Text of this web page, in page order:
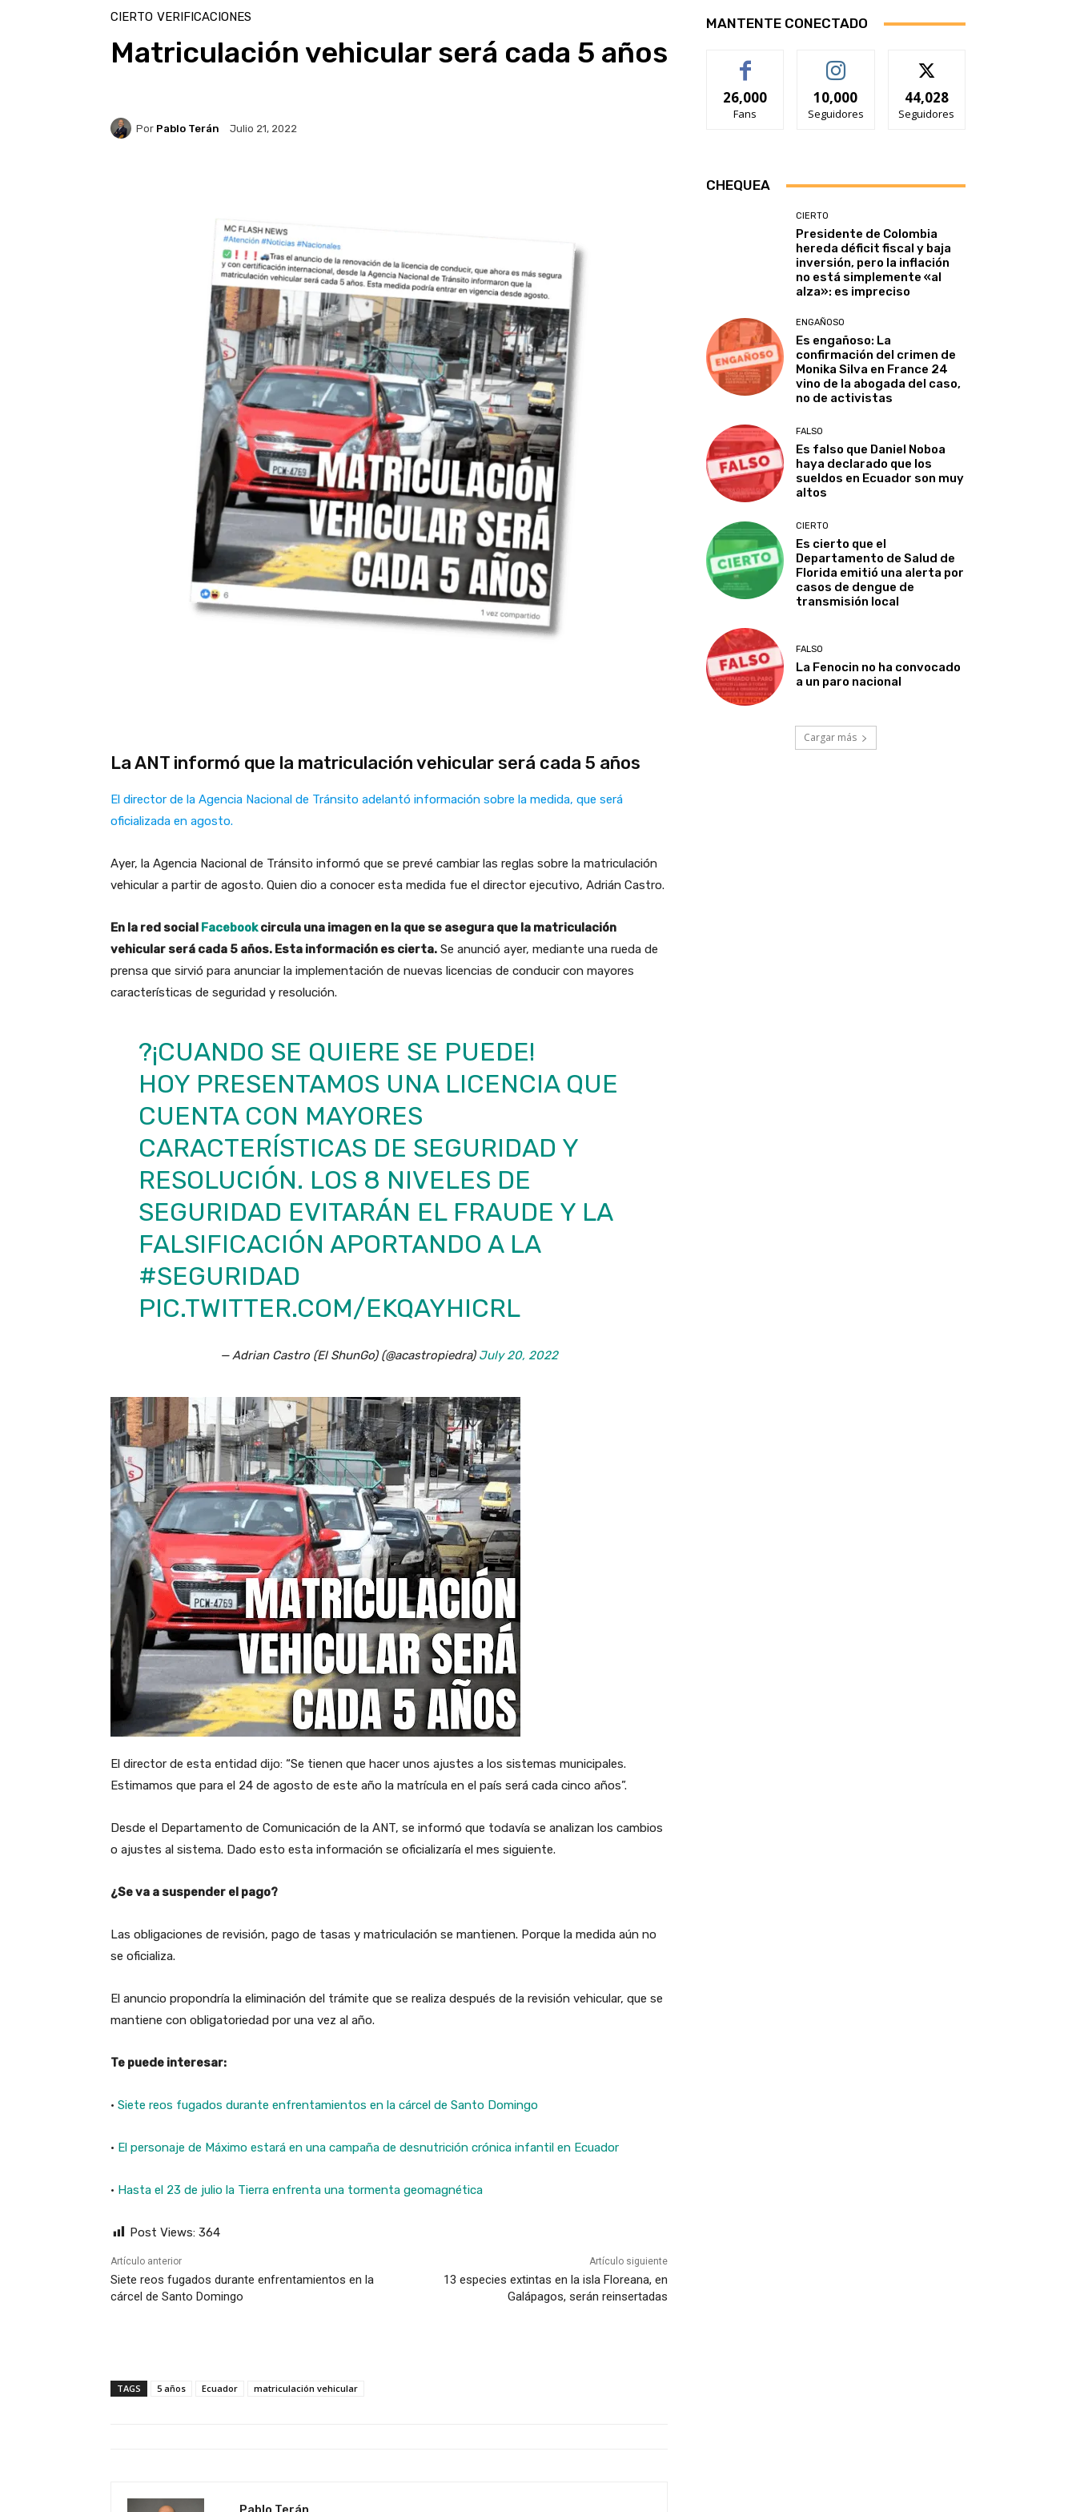
CIERTO VERIFICACIONES
Matriculación vehicular será cada 5 años
Por Pablo Terán Julio 21, 2022
La ANT informó que la matriculación vehicular será cada 5 años
El director de la Agencia Nacional de Tránsito adelantó información sobre la medida, que será
oficializada en agosto.
Ayer, la Agencia Nacional de Tránsito informó que se prevé cambiar las reglas sobre la matriculación
vehicular a partir de agosto. Quien dio a conocer esta medida fue el director ejecutivo, Adrián Castro.
En la red social Facebookcircula una imagen en la que se asegura que la matriculación
vehicular será cada 5 años. Esta información es cierta. Se anunció ayer, mediante una rueda de
prensa que sirvió para anunciar la implementación de nuevas licencias de conducir con mayores
características de seguridad y resolución.
?¡CUANDO SE QUIERE SE PUEDE!
HOY PRESENTAMOS UNA LICENCIA QUE
CUENTA CON MAYORES
CARACTERÍSTICAS DE SEGURIDAD Y
RESOLUCIÓN. LOS 8 NIVELES DE
SEGURIDAD EVITARÁN EL FRAUDE Y LA
FALSIFICACIÓN APORTANDO A LA
#SEGURIDAD
PIC.TWITTER.COM/EKQAYHICRL
— Adrian Castro (El ShunGo) (@acastropiedra) July 20, 2022
El director de esta entidad dijo: “Se tienen que hacer unos ajustes a los sistemas municipales.
Estimamos que para el 24 de agosto de este año la matrícula en el país será cada cinco años”.
Desde el Departamento de Comunicación de la ANT, se informó que todavía se analizan los cambios
o ajustes al sistema. Dado esto esta información se oficializaría el mes siguiente.
¿Se va a suspender el pago?
Las obligaciones de revisión, pago de tasas y matriculación se mantienen. Porque la medida aún no
se oficializa.
El anuncio propondría la eliminación del trámite que se realiza después de la revisión vehicular, que se
mantiene con obligatoriedad por una vez al año.
Te puede interesar:
· Siete reos fugados durante enfrentamientos en la cárcel de Santo Domingo
· El personaje de Máximo estará en una campaña de desnutrición crónica infantil en Ecuador
· Hasta el 23 de julio la Tierra enfrenta una tormenta geomagnética
Post Views: 364
Artículo anterior
Siete reos fugados durante enfrentamientos en la
cárcel de Santo Domingo
Artículo siguiente
13 especies extintas en la isla Floreana, en
Galápagos, serán reinsertadas
TAGS 5 años Ecuador matriculación vehicular
MANTENTE CONECTADO
26,000
Fans
10,000
Seguidores
44,028
Seguidores
CHEQUEA
CIERTO
Presidente de Colombia
hereda déficit fiscal y baja
inversión, pero la inflación
no está simplemente «al
alza»: es impreciso
ENGAÑOSO
Es engañoso: La
confirmación del crimen de
Monika Silva en France 24
vino de la abogada del caso,
no de activistas
FALSO
Es falso que Daniel Noboa
haya declarado que los
sueldos en Ecuador son muy
altos
CIERTO
Es cierto que el
Departamento de Salud de
Florida emitió una alerta por
casos de dengue de
transmisión local
FALSO
La Fenocin no ha convocado
a un paro nacional
Cargar más